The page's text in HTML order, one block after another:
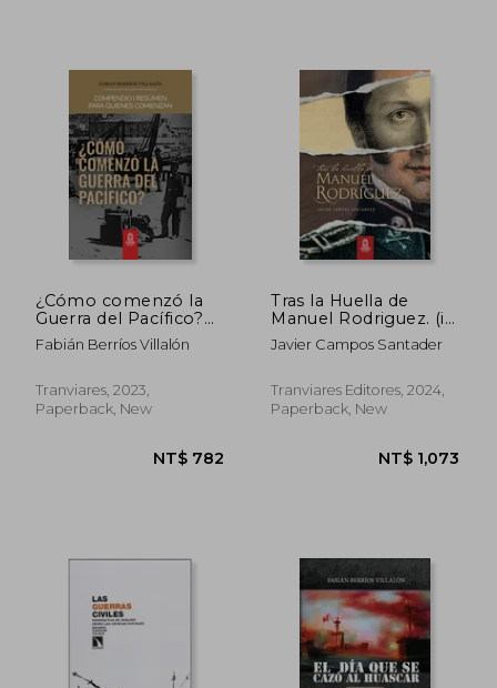
¿Cómo comenzó la
Guerra del Pacífico?
(in Spanish)
Fabián Berríos Villalón
Tranviares, 2023,
Paperback, New
Tras la Huella de
Manuel Rodriguez. (in
Spanish)
Javier Campos Santader
Tranviares Editores, 2024,
Paperback, New